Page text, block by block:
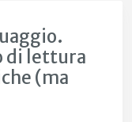
di lettura
(ma